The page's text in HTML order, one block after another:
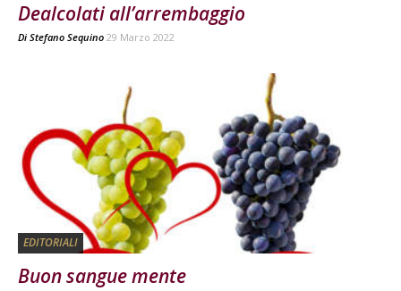
Dealcolati all’arrembaggio
Di Stefano Sequino 29 Marzo 2022
EDITORIALI
Buon sangue mente